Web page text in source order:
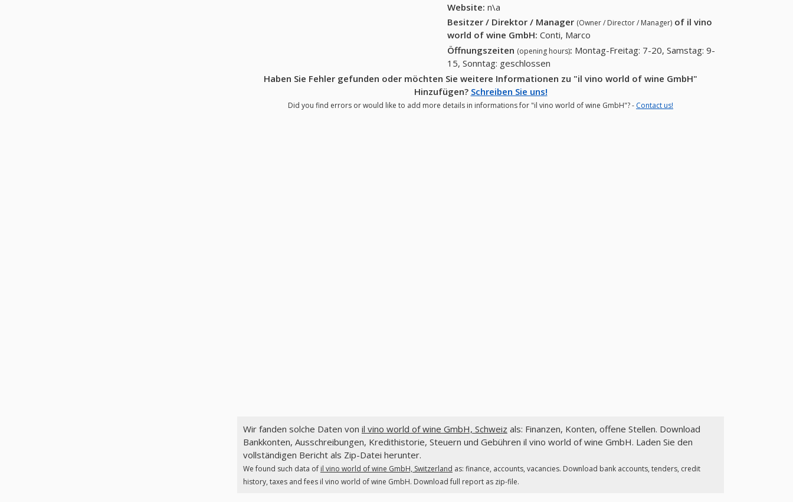
Website: n\a
Besitzer / Direktor / Manager (Owner / Director / Manager) of il vino
world of wine GmbH: Conti, Marco
Öffnungszeiten (opening hours): Montag-Freitag: 7-20, Samstag: 9-
15, Sonntag: geschlossen
Haben Sie Fehler gefunden oder möchten Sie weitere Informationen zu "il vino world of wine GmbH"
Hinzufügen? Schreiben Sie uns!
Did you find errors or would like to add more details in informations for "il vino world of wine GmbH"? - Contact us!
Wir fanden solche Daten von il vino world of wine GmbH, Schweiz als: Finanzen, Konten, offene Stellen. Download
Bankkonten, Ausschreibungen, Kredithistorie, Steuern und Gebühren il vino world of wine GmbH. Laden Sie den
vollständigen Bericht als Zip-Datei herunter.
We found such data of il vino world of wine GmbH, Switzerland as: finance, accounts, vacancies. Download bank accounts, tenders, credit
history, taxes and fees il vino world of wine GmbH. Download full report as zip-file.